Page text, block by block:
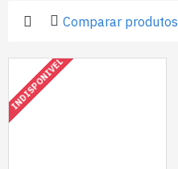
Comparar produtos
INDISPONIVEL